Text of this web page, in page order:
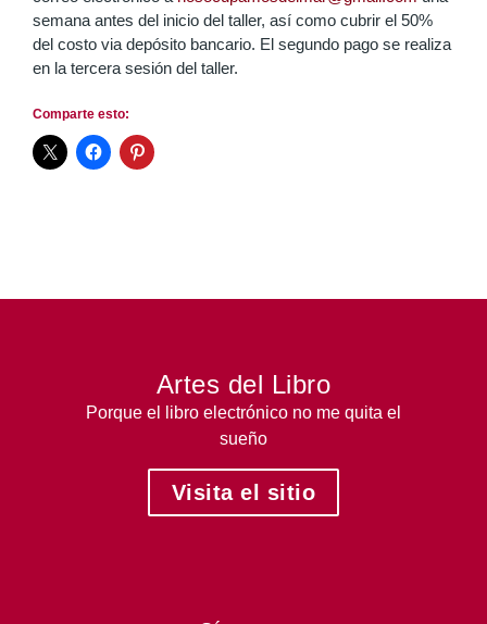
semana antes del inicio del taller, así como cubrir el 50%
del costo via depósito bancario. El segundo pago se realiza
en la tercera sesión del taller.
Comparte esto:
Artes del Libro
Porque el libro electrónico no me quita el
sueño
Visita el sitio